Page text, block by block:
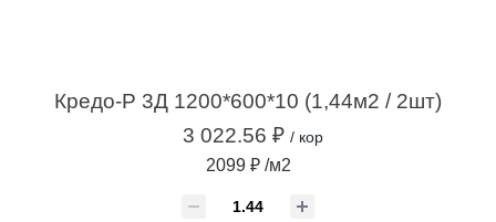
Кредо-Р 3Д 1200*600*10 (1,44м2 / 2шт)
3 022.56 ₽ / кор
2099 ₽ /м2